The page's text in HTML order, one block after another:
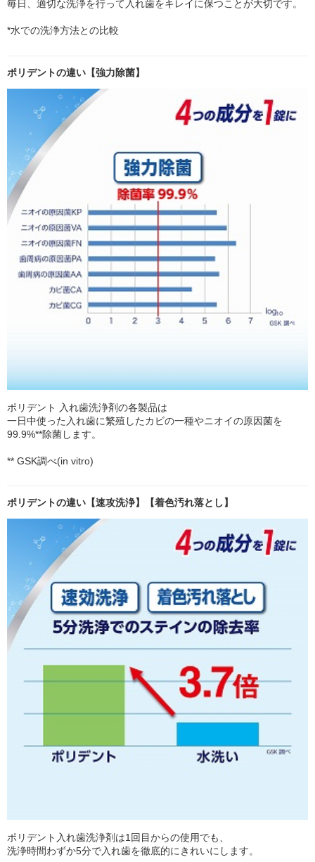
毎日、適切な洗浄を行って入れ歯をキレイに保つことが大切です。
*水での洗浄方法との比較
ポリデントの違い【強力除菌】
ポリデント 入れ歯洗浄剤の各製品は
一日中使った入れ歯に繁殖したカビの一種やニオイの原因菌を
99.9%**除菌します。
** GSK調べ(in vitro)
ポリデントの違い【速攻洗浄】【着色汚れ落とし】
ポリデント入れ歯洗浄剤は1回目からの使用でも、
洗浄時間わずか5分で入れ歯を徹底的にきれいにします。